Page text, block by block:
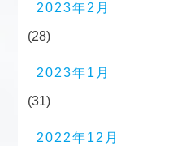
2023年2月
(28)
2023年1月
(31)
2022年12月